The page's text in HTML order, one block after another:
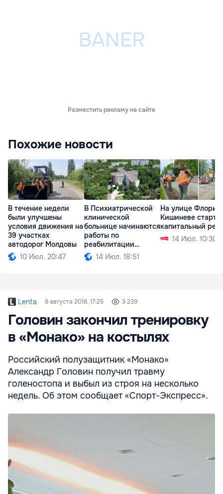
Разместить рекламу на сайте
Похожие новости
В течение недели
были улучшены
условия движения на
39 участках
автодорог Молдовы
10 Июл. 20:47
В Психиатрической
клинической
больнице начинаются
работы по
реабилитации
корпусов
14 Июл. 18:51
На улице
Кишиневе
капитальный
14 Июл. 10:30
Lenta 8 августа 2018, 17:25 3 239
Головин закончил тренировку
в «Монако» на костылях
Российский полузащитник «Монако»
Александр Головин получил травму
голеностопа и выбыл из строя на несколько
недель. Об этом сообщает «Спорт-Экспресс».